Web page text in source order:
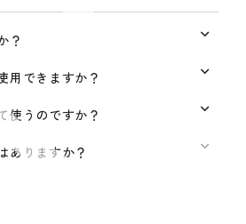
？
用できますか？
使うのですか？
ありますか？